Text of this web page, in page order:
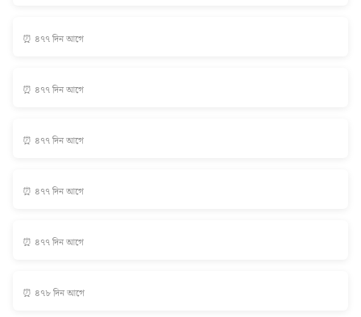
⏰ ৪৭৭ দিন আগে
⏰ ৪৭৭ দিন আগে
⏰ ৪৭৭ দিন আগে
⏰ ৪৭৭ দিন আগে
⏰ ৪৭৭ দিন আগে
⏰ ৪৭৮ দিন আগে